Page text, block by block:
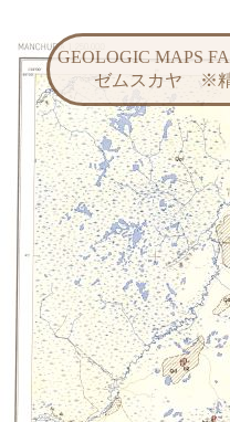
GEOLOGIC MAPS
ゼムスカヤ ※精